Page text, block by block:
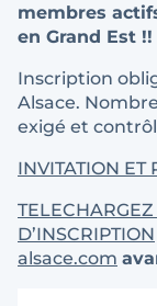
membres
en Grand Est !!
Inscription
Alsace.
exigé et
INVITATION ET
D’INSCRIPTION
alsace.com